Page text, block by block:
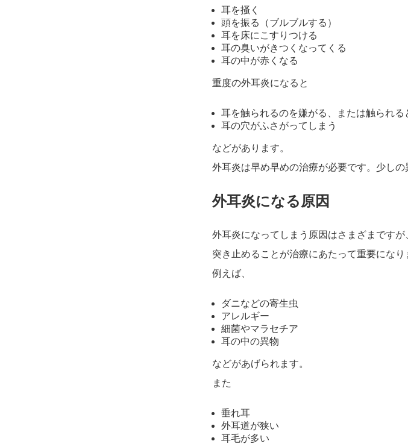
耳を掻く
頭を振る（ブルブルする）
耳を床にこすりつける
耳の臭いがきつくなってくる
耳の中が赤くなる
重度の外耳炎になると
耳を触られるのを嫌がる、または触られる
耳の穴がふさがってしまう
などがあります。
外耳炎は早め早めの治療が必要です。少し
外耳炎になる原因
外耳炎になってしまう原因はさまざまです
突き止めることが治療にあたって重要になり
例えば、
ダニなどの寄生虫
アレルギー
細菌やマラセチア
耳の中の異物
などがあげられます。
また
垂れ耳
外耳道が狭い
耳毛が多い